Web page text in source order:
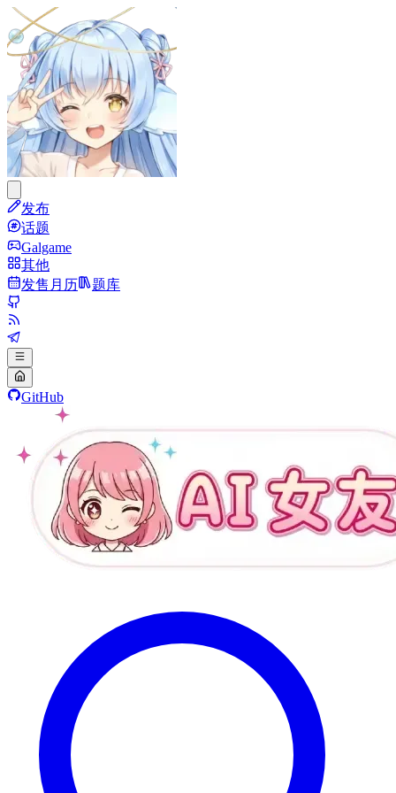
发布
话题
Galgame
其他
发售月历
题库
GitHub